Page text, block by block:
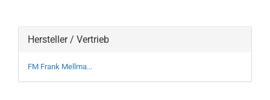
Hersteller / Vertrieb
FM Frank Mellma...